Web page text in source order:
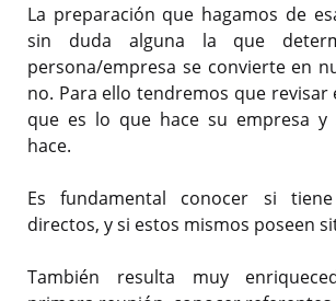
La preparación que hagamos de
sin duda alguna la que
persona/empresa se convierte en
no. Para ello tendremos que
que es lo que hace su empresa y
hace.
Es fundamental conocer si
directos, y si estos mismos poseen
También resulta muy